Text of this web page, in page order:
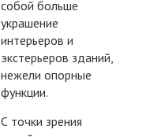
собой больше
украшение
интерьеров и
экстерьеров зданий,
нежели опорные
функции.
С точки зрения